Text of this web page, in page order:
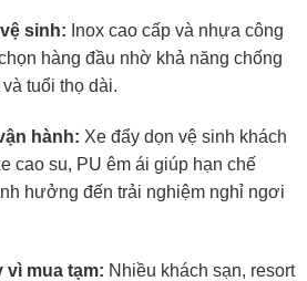
sinh: Inox cao cấp và nhựa công
hàng đầu nhờ khả năng chống
tuổi thọ dài.
hành: Xe đẩy dọn vệ sinh khách
cao su, PU êm ái giúp hạn chế
hưởng đến trải nghiệm nghỉ ngơi
mua tạm: Nhiều khách sạn, resort